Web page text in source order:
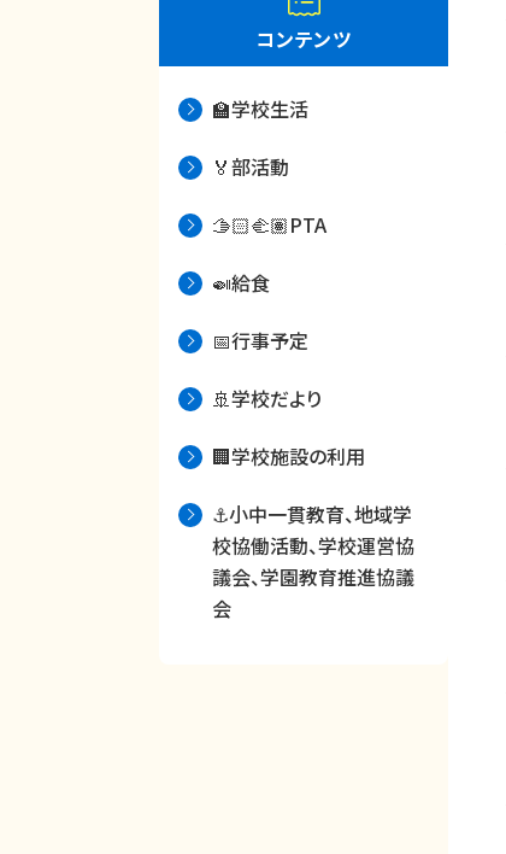
コンテンツ
🏫学校生活
🏅部活動
🫱🏻‍🫲🏽PTA
🍛給食
📅行事予定
🚢学校だより
🏢学校施設の利用
⚓小中一貫教育、地域学
校協働活動、学校運営協
議会、学園教育推進協議
会